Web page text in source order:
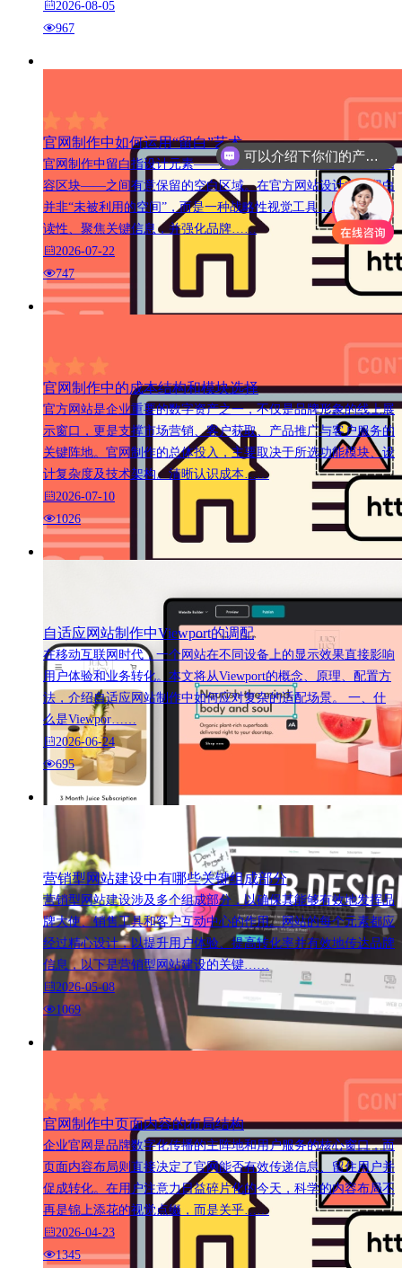
2026-08-05
967
官网制作中如何运用“留白”艺术
官网制作中留白指设计元素——如文本、图像、按钮、图标及内
容区块——之间有意保留的空白区域。在官方网站设计中，留白
并非“未被利用的空间”，而是一种战略性视觉工具，用以提升可
读性、聚焦关键信息，并强化品牌……
2026-07-22
747
官网制作中的成本结构和模块选择
官方网站是企业重要的数字资产之一，不仅是品牌形象的线上展
示窗口，更是支撑市场营销、客户获取、产品推广与客户服务的
关键阵地。官网制作的总体投入，主要取决于所选功能模块、设
计复杂度及技术架构。清晰认识成本……
2026-07-10
1026
自适应网站制作中Viewport的调配
在移动互联网时代，一个网站在不同设备上的显示效果直接影响
用户体验和业务转化。本文将从Viewport的概念、原理、配置方
法，介绍自适应网站制作中如何应对复杂的适配场景。 一、什
么是Viewpor……
2026-06-24
695
营销型网站建设中有哪些关键组成部分
营销型网站建设涉及多个组成部分，以确保其能够有效地发挥品
牌大使、销售工具和客户互动中心的作用。网站的每个元素都应
经过精心设计，以提升用户体验、提高转化率并有效地传达品牌
信息，以下是营销型网站建设的关键……
2026-05-08
1069
官网制作中页面内容的布局结构
企业官网是品牌数字化传播的主阵地和用户服务的核心窗口，而
页面内容布局则直接决定了官网能否有效传递信息、留住用户并
促成转化。在用户注意力日益碎片化的今天，科学的内容布局不
再是锦上添花的视觉点缀，而是关乎……
2026-04-23
1345
可以介绍下你们的产品么